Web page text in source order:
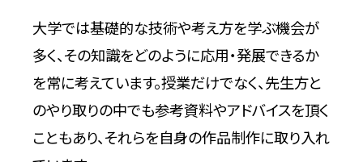
大学では基礎的な技術や考え方を学ぶ機会が
多く、その知識をどのように応用・発展できるか
を常に考えています。授業だけでなく、先生方と
のやり取りの中でも参考資料やアドバイスを頂く
こともあり、それらを自身の作品制作に取り入れ